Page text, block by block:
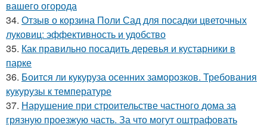
вашего огорода
34. Отзыв о корзина Поли Сад для посадки цветочных
луковиц: эффективность и удобство
35. Как правильно посадить деревья и кустарники в
парке
36. Боится ли кукуруза осенних заморозков. Требования
кукурузы к температуре
37. Нарушение при строительстве частного дома за
грязную проезжую часть. За что могут оштрафовать